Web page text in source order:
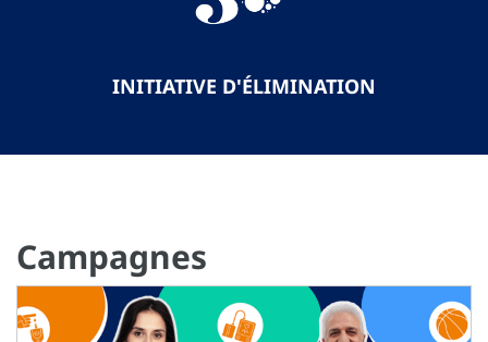
INITIATIVE D'ÉLIMINATION
Campagnes